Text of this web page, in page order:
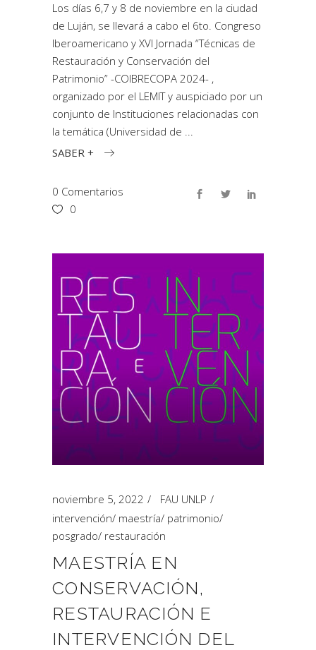
Los días 6,7 y 8 de noviembre en la ciudad
de Luján, se llevará a cabo el 6to. Congreso
Iberoamericano y XVI Jornada “Técnicas de
Restauración y Conservación del
Patrimonio” -COIBRECOPA 2024- ,
organizado por el LEMIT y auspiciado por un
conjunto de Instituciones relacionadas con
la temática (Universidad de
SABER +
0 Comentarios
0
noviembre 5, 2022
FAU UNLP
intervención/ maestría/ patrimonio/
posgrado/ restauración
MAESTRÍA EN
CONSERVACIÓN,
RESTAURACIÓN E
INTERVENCIÓN DEL